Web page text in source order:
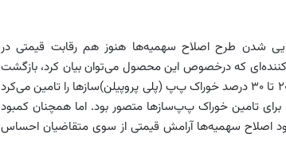
شدن طرح اصلاح سهمیه‌ها هنوز هم رقابت قیمتی در
که درخصوص این محصول می‌توان بیان کرد، بازگشت
پالایشگاه شازند به خطوط تولید است. این پالایشگاه که حدود ۲۰ تا ۳۰ درصد خوراک پ‌پ (‌پلی پروپیلن‌)‌سازها را تامین می‌کرد
برای تامین خوراک پ‌پ‌سازها متصور بود. اما همچنان کمبود
اصلاح سهمیه‌ها آرامش قیمتی از سوی متقاضیان احساس